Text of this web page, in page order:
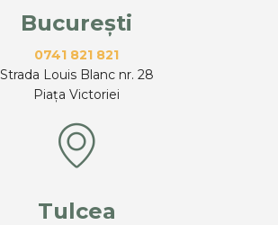
București
0741 821 821
Strada Louis Blanc nr. 28
Piața Victoriei
Tulcea